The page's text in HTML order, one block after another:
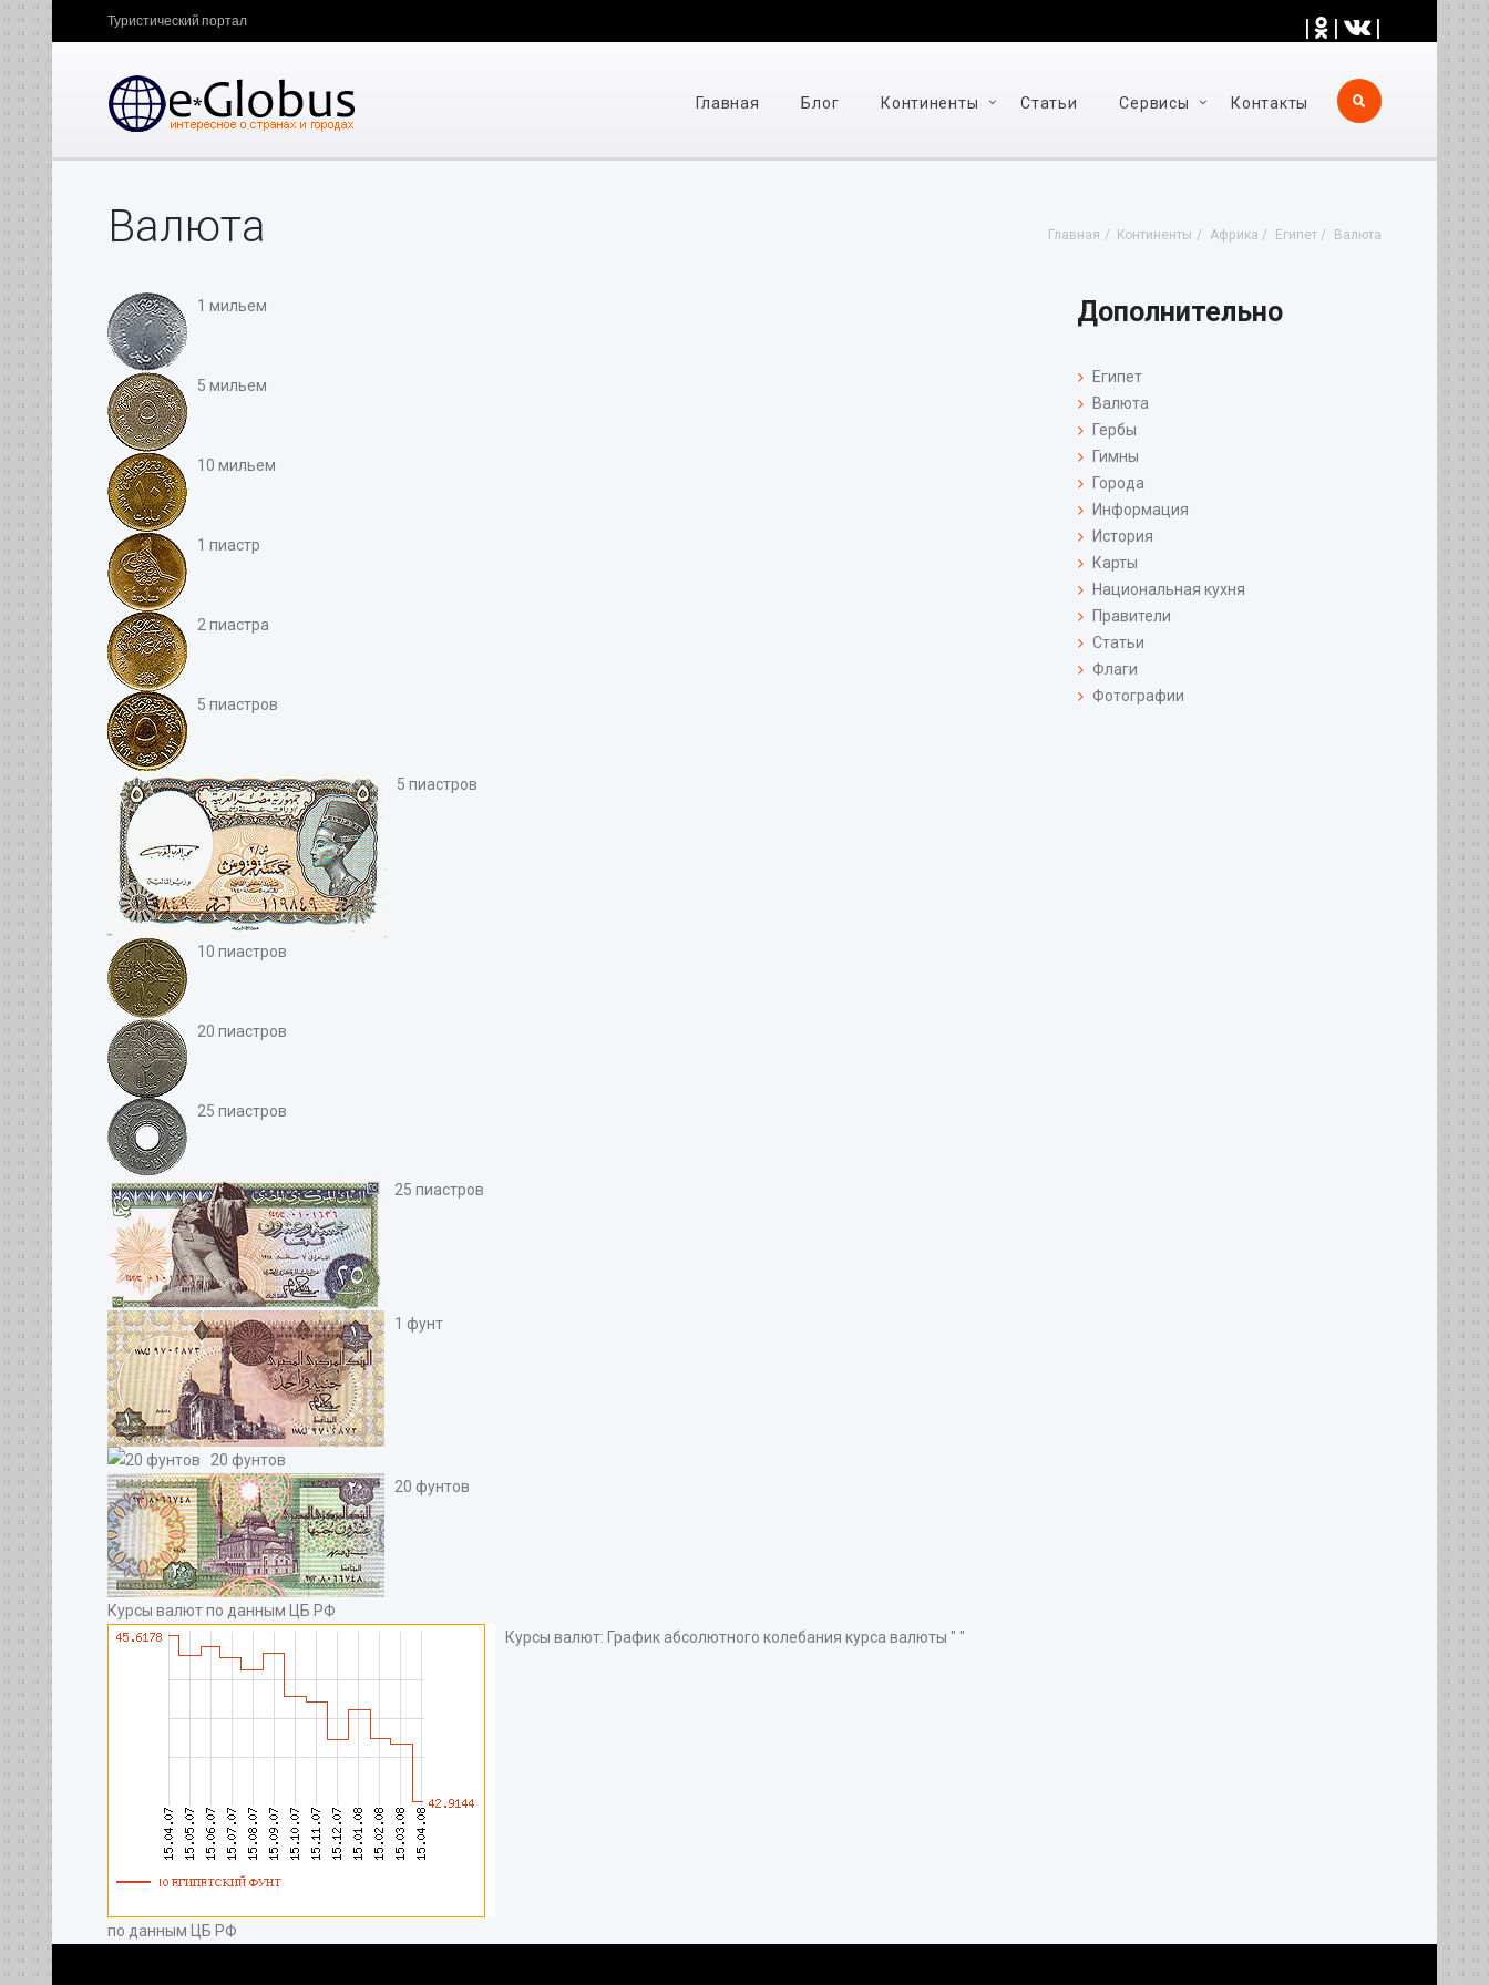
| | |
Туристический портал
Главная Блог Континенты Статьи Cервисы Контакты
Главная Континенты Африка Египет Валюта
Валюта
1 мильем
5 мильем
10 мильем
1 пиастр
2 пиастра
5 пиастров
5 пиастров
10 пиастров
20 пиастров
25 пиастров
25 пиастров
1 фунт
20 фунтов
20 фунтов
Курсы валют по данным ЦБ РФ
Курсы валют: График абсолютного колебания курса валюты " "
по данным ЦБ РФ
Дополнительно
Египет
Валюта
Гербы
Гимны
Города
Информация
История
Карты
Национальная кухня
Правители
Статьи
Флаги
Фотографии